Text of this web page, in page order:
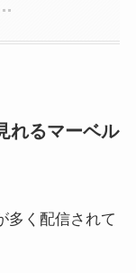
れるマーベル
多く配信されて